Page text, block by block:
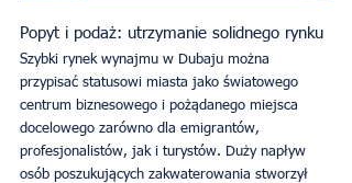
Popyt i podaż: utrzymanie solidnego rynku
Szybki rynek wynajmu w Dubaju można
przypisać statusowi miasta jako światowego
centrum biznesowego i pożądanego miejsca
docelowego zarówno dla emigrantów,
profesjonalistów, jak i turystów. Duży napływ
osób poszukujących zakwaterowania stworzył